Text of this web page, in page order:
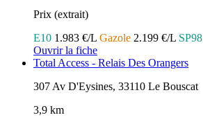
Prix (extrait)
E10 1.983 €/L Gazole 2.199 €/L SP98
Ouvrir la fiche
Total Access - Relais Des Orangers
307 Av D'Eysines, 33110 Le Bouscat
3,9 km